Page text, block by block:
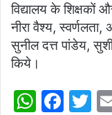
विद्यालय के शिक्षकों
नीरा वैश्य,
सुनील दत्त पांडेय,
किये।
W F
T